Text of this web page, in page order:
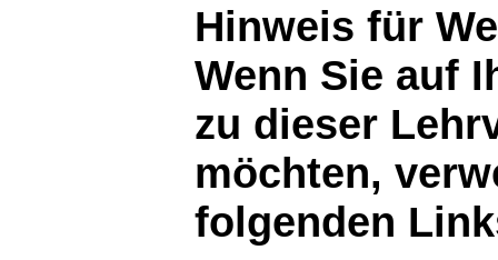
Hinweis für
Wenn Sie auf
zu dieser
möchten,
folgenden